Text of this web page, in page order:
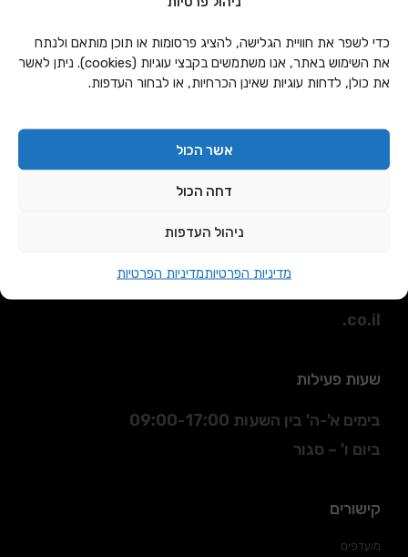
כדי לשפר את חוויית הגלישה, להציג פרסומות או תוכן מותאם ולנתח
את השימוש באתר, אנו משתמשים בקבצי עוגיות (cookies). ניתן לאשר
את כולן, לדחות עוגיות שאינן הכרחיות, או לבחור העדפות.
אשר הכול
דחה הכול
ניהול העדפות
מדיניות הפרטיותמדיניות הפרטיות
למחברת
הוספה להצעת מחיר
.co.il
שעות פעילות
בימים א'-ה' בין השעות 09:00-17:00
ביום ו' – סגור
קישורים
מועדפים